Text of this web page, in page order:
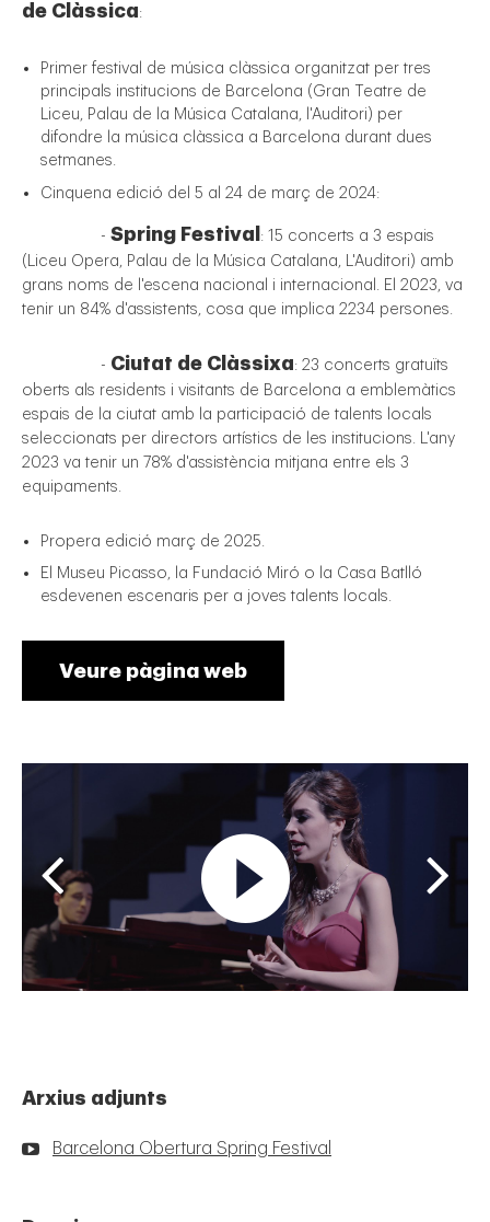
de Clàssica:
Primer festival de música clàssica organitzat per tres
principals institucions de Barcelona (Gran Teatre de
Liceu, Palau de la Música Catalana, l'Auditori) per
difondre la música clàssica a Barcelona durant dues
setmanes.
Cinquena edició del 5 al 24 de març de 2024:
- Spring Festival : 15 concerts a 3 espais
(Liceu Opera, Palau de la Música Catalana, L'Auditori) amb
grans noms de l'escena nacional i internacional. El 2023, va
tenir un 84% d'assistents, cosa que implica 2234 persones.
- Ciutat de Clàssixa: 23 concerts gratuïts
oberts als residents i visitants de Barcelona a emblemàtics
espais de la ciutat amb la participació de talents locals
seleccionats per directors artístics de les institucions. L'any
2023 va tenir un 78% d'assistència mitjana entre els 3
equipaments.
Propera edició març de 2025.
El Museu Picasso, la Fundació Miró o la Casa Batlló
esdevenen escenaris per a joves talents locals.
Veure pàgina web
Arxius adjunts
Barcelona Obertura Spring Festival